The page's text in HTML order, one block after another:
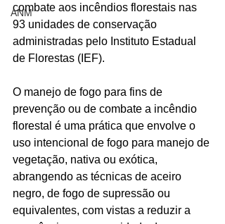
ANM
combate aos incêndios florestais nas
93 unidades de conservação
administradas pelo Instituto Estadual
de Florestas (IEF).
O manejo de fogo para fins de
prevenção ou de combate a incêndio
florestal é uma prática que envolve o
uso intencional de fogo para manejo de
vegetação, nativa ou exótica,
abrangendo as técnicas de aceiro
negro, de fogo de supressão ou
equivalentes, com vistas a reduzir a